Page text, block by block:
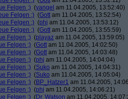
Felgen ;) (yangel am 11.04.2005, 13:52:40)
Felgen ;) (Gott am 11.04.2005, 13:52:54)
Felgen ;) (phj am 11.04.2005, 13:53:12)
Felgen ;) (Gott am 11.04.2005, 13:55:59)
Felgen ;) (playaz am 11.04.2005, 13:59:05)
Felgen ;) (Gott am 11.04.2005, 14:02:50)
Felgen ;) (Gott am 11.04.2005, 14:03:48)
Felgen ;) (phj am 11.04.2005, 14:04:04)
Felgen ;) (Suko am 11.04.2005, 14:04:31)
Felgen ;) (Suko am 11.04.2005, 14:05:04)
Felgen ;) (BP_Hatzer1 am 11.04.2005,
Felgen ;) (phj am 11.04.2005, 14:06:21)
Felgen ;) (Dr. Watson am 11.04.2005,